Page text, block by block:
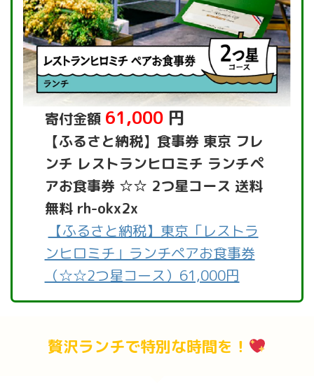
寄付金額 61,000円
【ふるさと納税】食事券 東京 フレ
ンチ レストランヒロミチ ランチペ
アお食事券 ☆☆ 2つ星コース 送料
無料 rh-okx2x
【ふるさと納税】東京「レストラ
ンヒロミチ」ランチペアお食事券
（☆☆2つ星コース）61,000円
贅沢ランチで特別な時間を！